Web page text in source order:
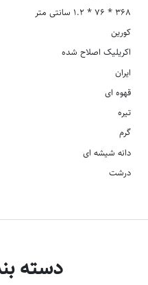
368 * 76 * 1.2 سانتی متر
کورین
اکریلیک اصلاح شده
ایران
قهوه ای
تیره
گرم
دانه شیشه ای
درشت
دسته